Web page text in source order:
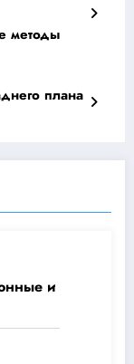
методы
плана
и